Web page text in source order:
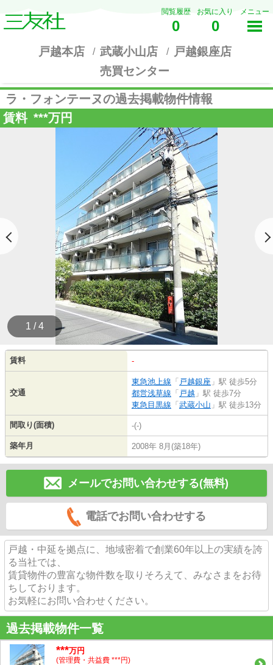
閲覧履歴
0
お気に入り
0
メニュー
戸越本店 武蔵小山店
戸越銀座店
売買センター
ラ・フォンテーヌの過去掲載物件情報
賃料 ***万円
1 / 4
賃料 -
交通
東急池上線 「 戸越銀座 」駅 徒歩5分
都営浅草線 「 戸越 」駅 徒歩7分
東急目黒線 「 武蔵小山 」駅 徒歩13分
間取り(面積) -(-)
築年月 2008年 8月(築18年)
メールでお問い合わせする(無料)
電話でお問い合わせする
戸越・中延を拠点に、地域密着で創業60年以上の実績を誇
る当社では、
賃貸物件の豊富な物件数を取りそろえて、みなさまをお待
ちしております。
お気軽にお問い合わせください。
過去掲載物件一覧
***万円
(管理費・共益費 ***円)